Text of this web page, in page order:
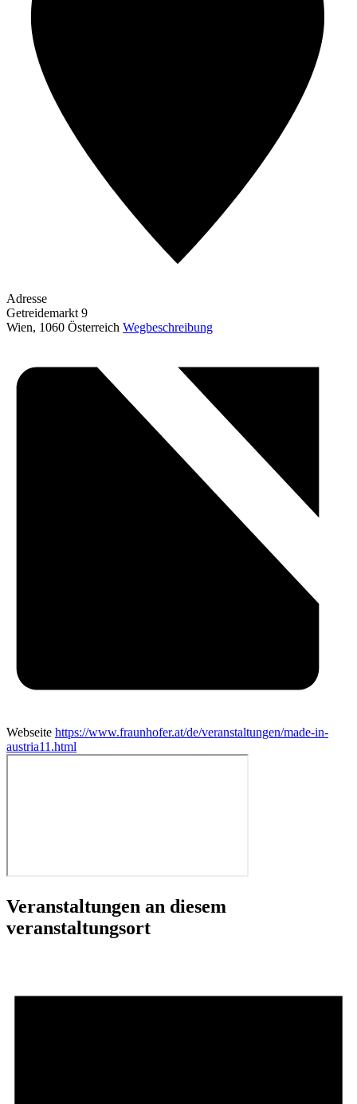
Adresse
Getreidemarkt 9
Wien, 1060 Österreich Wegbeschreibung
Webseite https://www.fraunhofer.at/de/veranstaltungen/made-in-
austria11.html
Veranstaltungen an diesem
veranstaltungsort